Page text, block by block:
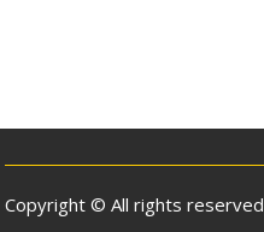
Copyright © All rights reserved